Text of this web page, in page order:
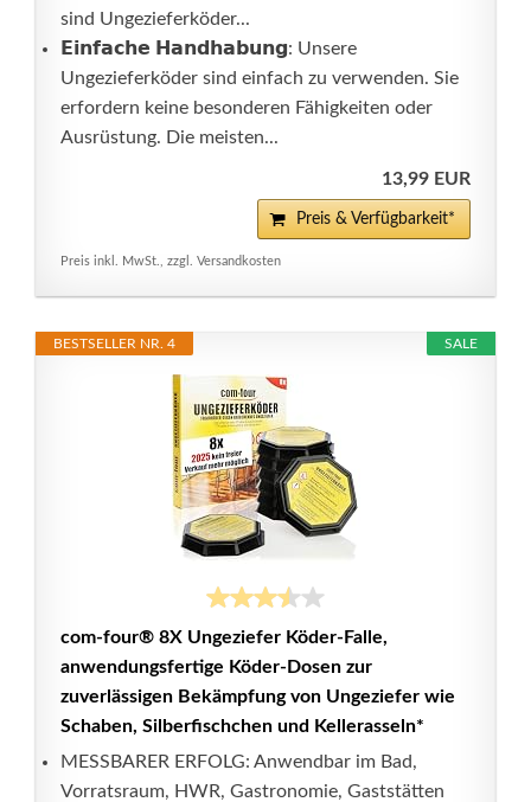
sind Ungezieferköder...
𝗘𝗶𝗻𝗳𝗮𝗰𝗵𝗲 𝗛𝗮𝗻𝗱𝗵𝗮𝗯𝘂𝗻𝗴: Unsere
Ungezieferköder sind einfach zu verwenden. Sie
erfordern keine besonderen Fähigkeiten oder
Ausrüstung. Die meisten...
13,99 EUR
Preis & Verfügbarkeit*
Preis inkl. MwSt., zzgl. Versandkosten
SALE
BESTSELLER NR. 4
com-four® 8X Ungeziefer Köder-Falle,
anwendungsfertige Köder-Dosen zur
zuverlässigen Bekämpfung von Ungeziefer wie
Schaben, Silberfischchen und Kellerasseln*
MESSBARER ERFOLG: Anwendbar im Bad,
Vorratsraum, HWR, Gastronomie, Gaststätten